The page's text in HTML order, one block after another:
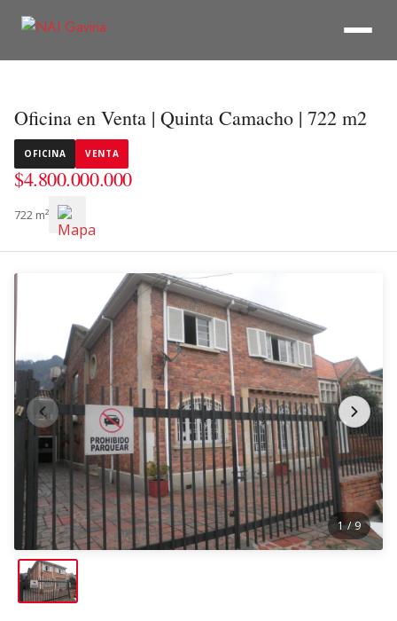
Oficina en Venta | Quinta Camacho | 722 m2
OFICINA VENTA
$4.800.000.000
722 m²
1/ 9